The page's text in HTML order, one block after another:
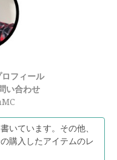
ロフィール
い合わせ
いています。その他、
購入したアイテムのレ